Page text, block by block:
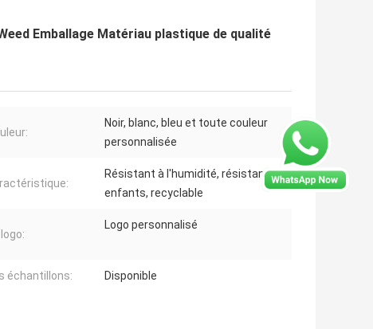
Emballage Matériau plastique de qualité
Noir, blanc, bleu et toute couleur
personnalisée
Résistant à l'humidité, résistant aux
enfants, recyclable
Logo personnalisé
échantillons: Disponible